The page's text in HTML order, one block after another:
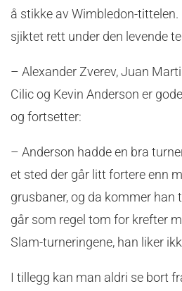
å stikke av Wimbledon-tittelen.
sjiktet rett under den levende
– Alexander Zverev, Juan
Cilic og Kevin Anderson er
og fortsetter:
– Anderson hadde en bra
et sted der går litt fortere enn
grusbaner, og da kommer han
går som regel tom for krefter
Slam-turneringene, han liker
I tillegg kan man aldri se bort